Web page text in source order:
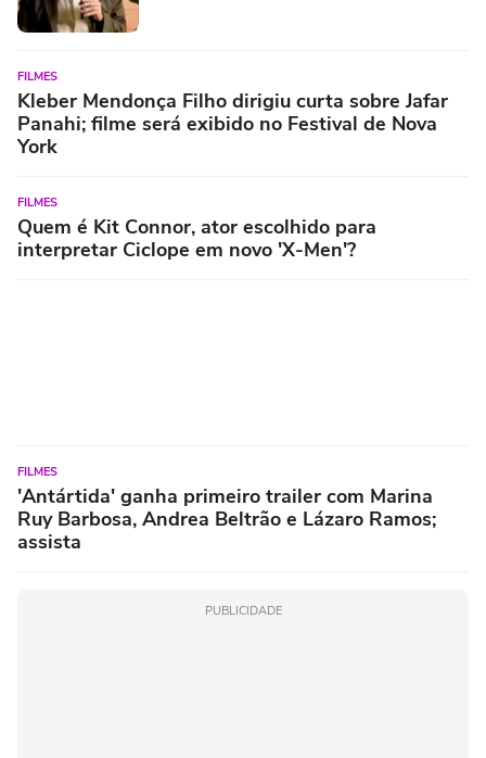
FILMES
Kleber Mendonça Filho dirigiu curta sobre Jafar
Panahi; filme será exibido no Festival de Nova
York
FILMES
Quem é Kit Connor, ator escolhido para
interpretar Ciclope em novo 'X-Men'?
FILMES
'Antártida' ganha primeiro trailer com Marina
Ruy Barbosa, Andrea Beltrão e Lázaro Ramos;
assista
PUBLICIDADE